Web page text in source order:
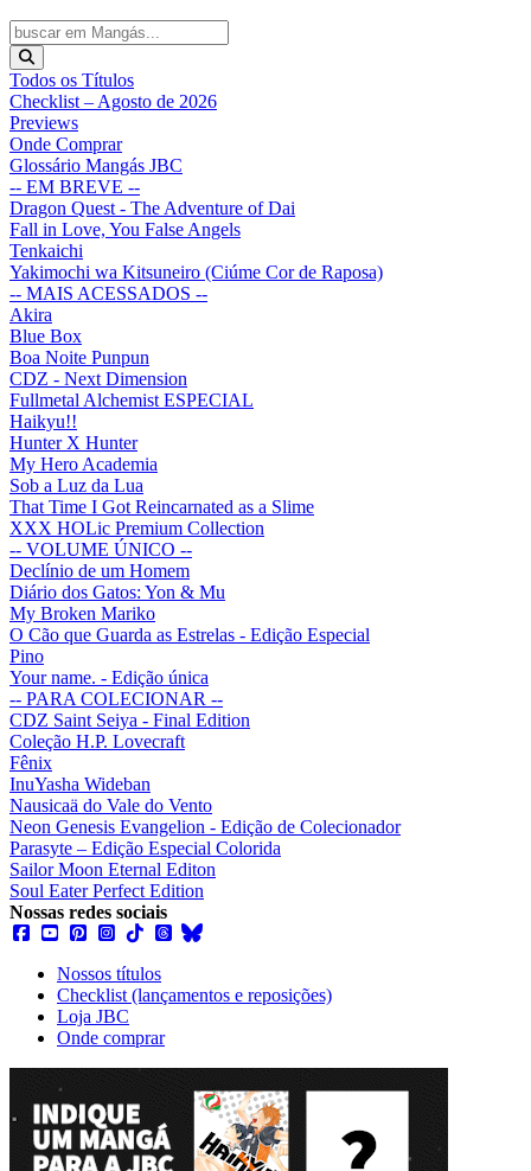
Todos os Títulos
Checklist – Agosto de 2026
Previews
Onde Comprar
Glossário Mangás JBC
-- EM BREVE --
Dragon Quest - The Adventure of Dai
Fall in Love, You False Angels
Tenkaichi
Yakimochi wa Kitsuneiro (Ciúme Cor de Raposa)
-- MAIS ACESSADOS --
Akira
Blue Box
Boa Noite Punpun
CDZ - Next Dimension
Fullmetal Alchemist ESPECIAL
Haikyu!!
Hunter X Hunter
My Hero Academia
Sob a Luz da Lua
That Time I Got Reincarnated as a Slime
XXX HOLic Premium Collection
-- VOLUME ÚNICO --
Declínio de um Homem
Diário dos Gatos: Yon & Mu
My Broken Mariko
O Cão que Guarda as Estrelas - Edição Especial
Pino
Your name. - Edição única
-- PARA COLECIONAR --
CDZ Saint Seiya - Final Edition
Coleção H.P. Lovecraft
Fênix
InuYasha Wideban
Nausicaä do Vale do Vento
Neon Genesis Evangelion - Edição de Colecionador
Parasyte – Edição Especial Colorida
Sailor Moon Eternal Editon
Soul Eater Perfect Edition
Nossas redes sociais
Nossos títulos
Checklist (lançamentos e reposições)
Loja JBC
Onde comprar